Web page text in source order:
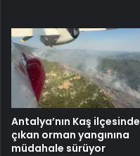
Antalya’nın Kaş ilçesinde
çıkan orman yangınına
müdahale sürüyor